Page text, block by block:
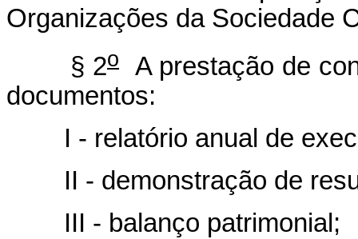
Organizações da Sociedade
§ 2o
A prestação de
documentos:
I - relatório anual de
II - demonstração de
III - balanço patrimonial;